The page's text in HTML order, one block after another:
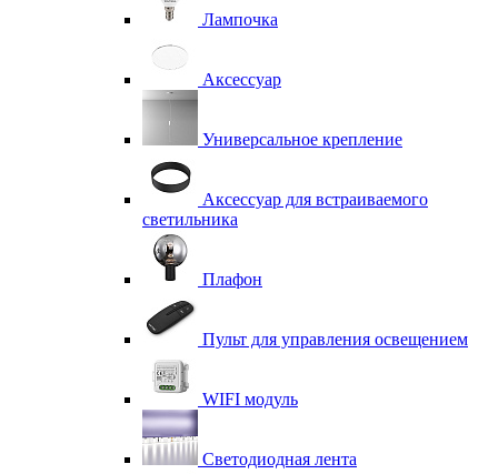
Лампочка
Аксессуар
Универсальное крепление
Аксессуар для встраиваемого
светильника
Плафон
Пульт для управления освещением
WIFI модуль
Светодиодная лента